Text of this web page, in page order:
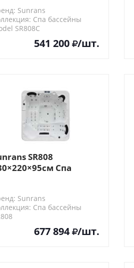
Sunrans
Спа бассейны
SR808C
541 200 /шт.
SR808
Спа
Sunrans
Спа бассейны
677 894 /шт.